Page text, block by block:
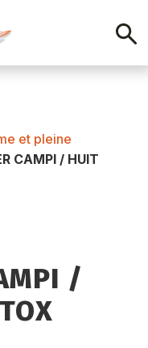
et pleine
CAMPI / HUIT
/